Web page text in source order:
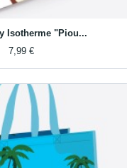
Isotherme "Piou...
7,99 €